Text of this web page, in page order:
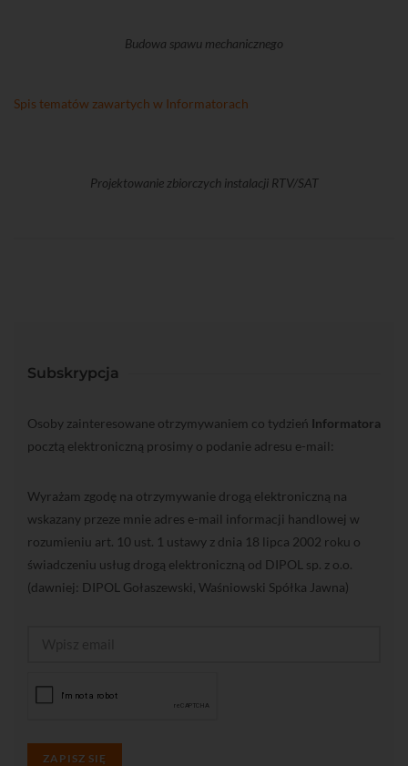
Budowa spawu mechanicznego
Spis tematów zawartych w Informatorach
Projektowanie zbiorczych instalacji RTV/SAT
Subskrypcja
Osoby zainteresowane otrzymywaniem co tydzień Informatora
pocztą elektroniczną prosimy o podanie adresu e-mail:
Wyrażam zgodę na otrzymywanie drogą elektroniczną na
wskazany przeze mnie adres e-mail informacji handlowej w
rozumieniu art. 10 ust. 1 ustawy z dnia 18 lipca 2002 roku o
świadczeniu usług drogą elektroniczną od DIPOL sp. z o.o.
(dawniej: DIPOL Gołaszewski, Waśniowski Spółka Jawna)
ZAPISZ SIĘ